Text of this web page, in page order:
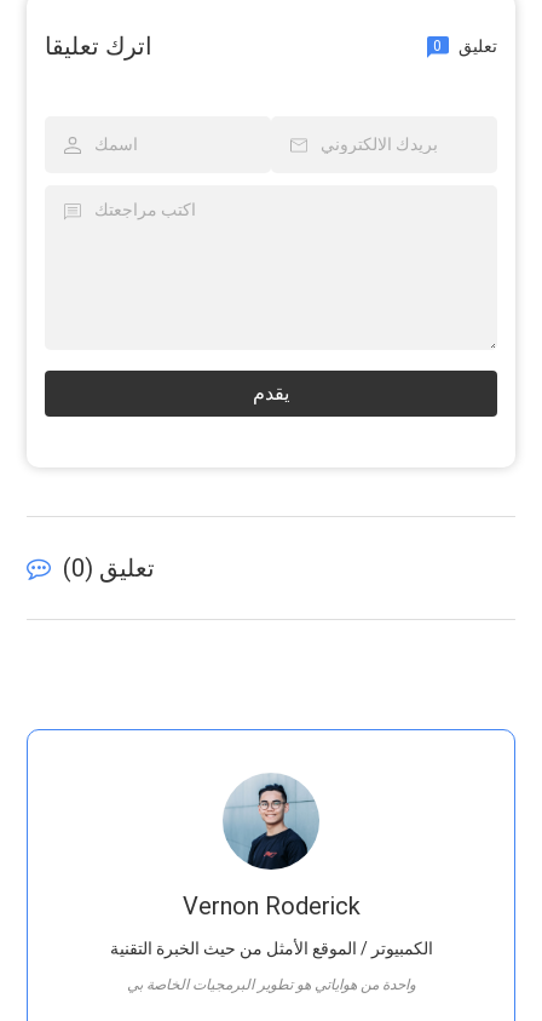
اترك تعليقا 0 تعليق
يقدم
تعليق ( 0
)
Vernon Roderick
الكمبيوتر / الموقع الأمثل من حيث الخبرة التقنية
واحدة من هواياتي هو تطوير البرمجيات الخاصة بي